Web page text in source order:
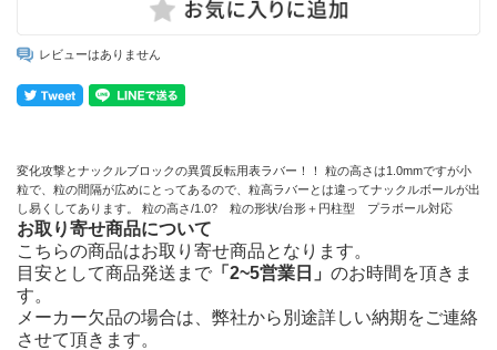
レビューはありません
変化攻撃とナックルブロックの異質反転用表ラバー！！ 粒の高さは1.0mmですが小
粒で、粒の間隔が広めにとってあるので、粒高ラバーとは違ってナックルボールが出
し易くしてあります。 粒の高さ/1.0? 粒の形状/台形＋円柱型 プラボール対応
お取り寄せ商品について
こちらの商品はお取り寄せ商品となります。
目安として商品発送まで 「2~5営業日」 のお時間を頂きま
す。
メーカー欠品の場合は、弊社から別途詳しい納期をご連絡
させて頂きます。